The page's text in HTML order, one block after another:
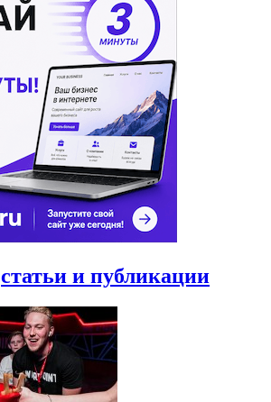
статьи и публикации